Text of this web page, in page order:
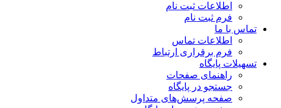
اطلاعات ثبت نام
فرم ثبت نام
تماس با ما
اطلاعات تماس
فرم برقراری ارتباط
تسهیلات پایگاه
راهنمای صفحات
جستجو در پایگاه
صفحه پرسش‌های متداول